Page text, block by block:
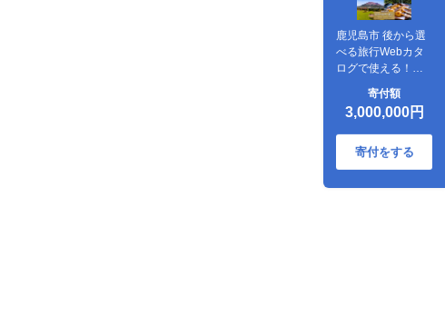
鹿児島市 後から選
べる旅行Webカタ
ログで使える！旅
行クーポン
（900,000円分）
旅行券 宿泊券
K350-001_90
寄付額
3,000,000円
寄付をする